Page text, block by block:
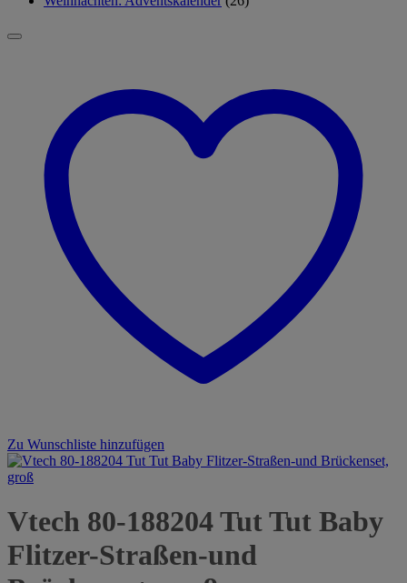
Zu Wunschliste hinzufügen
Vtech 80-188204 Tut Tut Baby
Flitzer-Straßen-und